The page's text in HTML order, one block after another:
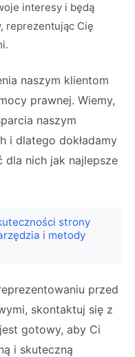
interesy i będą
reprezentując Cię
naszym klientom
prawnej. Wiemy,
naszym
i dlatego dokładamy
dla nich jak najlepsze
strony
i metody
przed
skontaktuj się z
gotowy, aby Ci
i skuteczną